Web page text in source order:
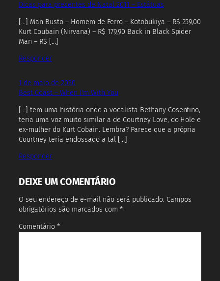
Dicas para presentes de Natal 2011 – Estátuas
[…] Man Busto – Homem de Ferro – Kotobukiya – R$ 259,00
Kurt Coubain (Nirvana) – R$ 179,90 Back in Black Spider
Man – R$ […]
Responder
1 de maio de 2020
Best Coast – When I'm With You
[…] tem uma história onde a vocalista Bethany Cosentino,
teria uma voz muito similar a de Courtney Love, do Hole e
ex-mulher do Kurt Cobain. Lembra? Parece que a própria
Courtney teria endossado a tal […]
Responder
DEIXE UM COMENTÁRIO
O seu endereço de e-mail não será publicado. Campos
obrigatórios são marcados com *
Comentário *